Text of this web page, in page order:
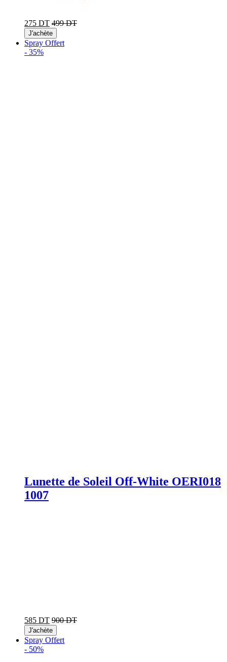
275 DT 499 DT
J'achète
Spray Offert
- 35%
Lunette de Soleil Off-White OERI018
1007
585 DT 900 DT
J'achète
Spray Offert
- 50%